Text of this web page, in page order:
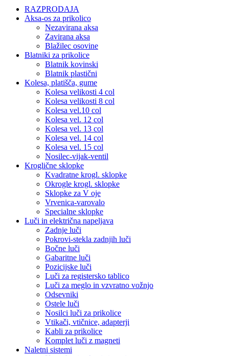
RAZPRODAJA
Aksa-os za prikolico
Nezavirana aksa
Zavirana aksa
Blažilec osovine
Blatniki za prikolice
Blatnik kovinski
Blatnik plastični
Kolesa, platišča, gume
Kolesa velikosti 4 col
Kolesa velikosti 8 col
Kolesa vel.10 col
Kolesa vel. 12 col
Kolesa vel. 13 col
Kolesa vel. 14 col
Kolesa vel. 15 col
Nosilec-vijak-ventil
Kroglične sklopke
Kvadratne krogl. sklopke
Okrogle krogl. sklopke
Sklopke za V oje
Vrvenica-varovalo
Specialne sklopke
Luči in električna napeljava
Zadnje luči
Pokrovi-stekla zadnjih luči
Bočne luči
Gabaritne luči
Pozicijske luči
Luči za registersko tablico
Luči za meglo in vzvratno vožnjo
Odsevniki
Ostele luči
Nosilci luči za prikolice
Vtikači, vtičnice, adapterji
Kabli za prikolice
Komplet luči z magneti
Naletni sistemi